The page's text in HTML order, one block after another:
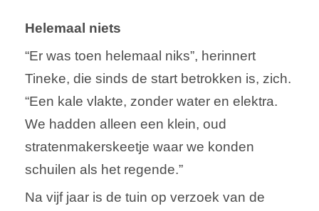
Helemaal niets
“Er was toen helemaal niks”, herinnert
Tineke, die sinds de start betrokken is, zich.
“Een kale vlakte, zonder water en elektra.
We hadden alleen een klein, oud
stratenmakerskeetje waar we konden
schuilen als het regende.”
Na vijf jaar is de tuin op verzoek van de